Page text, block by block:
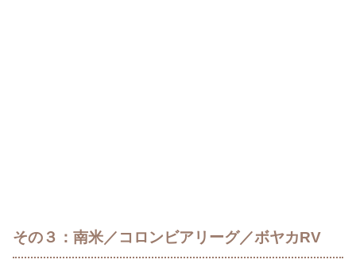
その３：南米／コロンビアリーグ／ボヤカRV